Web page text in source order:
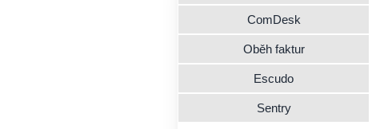
ComDesk
Oběh faktur
Escudo
Sentry